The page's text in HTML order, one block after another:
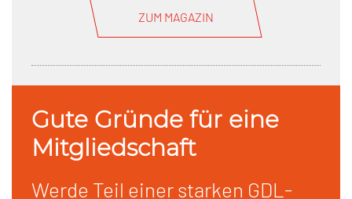
ZUM MAGAZIN
Gute Gründe für eine
Mitgliedschaft
Werde Teil einer starken GDL-